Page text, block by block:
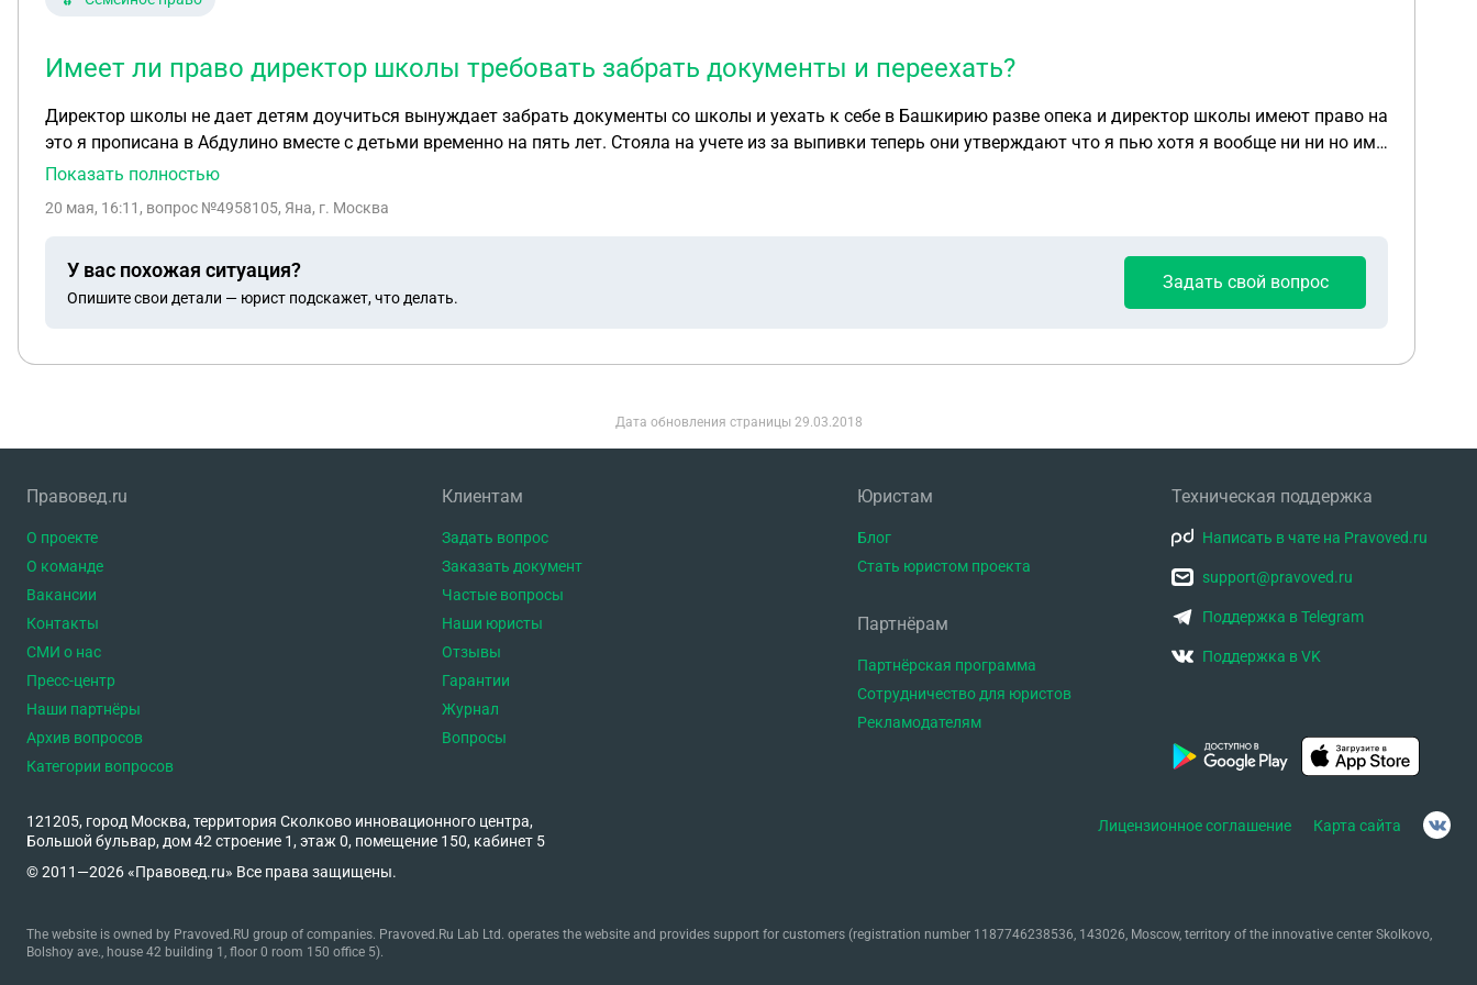
усилится, или лучше дождаться увольнения по инициативе работодателя и обжаловать его?
Имеет ли право директор школы требовать забрать документы и переехать?
Директор школы не дает детям доучиться вынуждает забрать документы со школы и уехать к себе в Башкирию разве опека и директор школы имеют право на
это я прописана в Абдулино вместе с детьми временно на пять лет. Стояла на учете из за выпивки теперь они утверждают что я пью хотя я вообще ни ни но им
не докажешь понимаете что делать как быть не знаю даже
Показать полностью
20 мая, 16:11 , вопрос №4958105, Яна, г. Москва
У вас похожая ситуация?
Опишите свои детали — юрист подскажет, что делать.
Задать свой вопрос
Дата обновления страницы 29.03.2018
Правовед.ru
О проекте
О команде
Вакансии
Контакты
СМИ о нас
Пресс-центр
Наши партнёры
Архив вопросов
Категории вопросов
Клиентам
Задать вопрос
Заказать документ
Частые вопросы
Наши юристы
Отзывы
Гарантии
Журнал
Вопросы
Юристам
Блог
Стать юристом проекта
Партнёрам
Партнёрская программа
Сотрудничество для юристов
Рекламодателям
Техническая поддержка
Написать в чате на Pravoved.ru
support@pravoved.ru
Поддержка в Telegram
Поддержка в VK
121205, город Москва, территория Сколково инновационного центра,
Большой бульвар, дом 42 строение 1, этаж 0, помещение 150, кабинет 5
© 2011—2026 «Правовед.ru» Все права защищены.
Лицензионное соглашение Карта сайта
The website is owned by Pravoved.RU group of companies. Pravoved.Ru Lab Ltd. operates the website and provides support for customers (registration number 1187746238536, 143026, Moscow, territory of the innovative center Skolkovo,
Bolshoy ave., house 42 building 1, floor 0 room 150 office 5).